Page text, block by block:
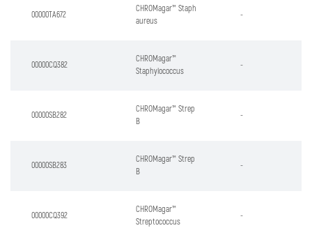
00000TA672
CHROMagar™ Staph
aureus
-
00000CQ382
CHROMagar™
Staphylococcus
-
00000SB282
CHROMagar™ Strep
B
-
00000SB283
CHROMagar™ Strep
B
-
00000CQ392
CHROMagar™
Streptococcus
-